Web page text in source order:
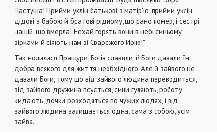
Пастуша! Прийми уклін батькові з матір'ю, прийми уклін
дідові з бабою й братові рідному, що рано помер, і сестрі
нашій, що вмерла! Нехай горять вони в небі синьому
зірками й сіяють нам зі Сварожого Ирію!"
Так молилися Пращури, Богів славили, й Боги давали їм
добра всякого для життя необхідного. Але й зайвого не
давали Боги, тому що від зайвого людина переводиться,
від зайвого дружина псується, сини гуляють, роботу
кидають, дочки розходяться по чужих людях, і від
зайвого людина залишається одна, сама з собою, усім
зайва.